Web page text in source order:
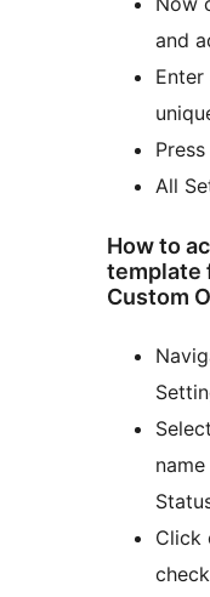
and
All
How to
template
Custom
Click